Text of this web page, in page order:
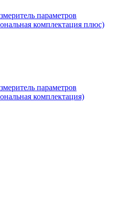
параметров
комплектация плюс)
параметров
комплектация)